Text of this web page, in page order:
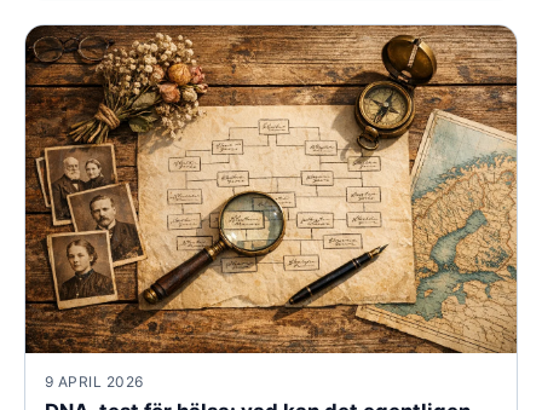
betyder för både arv och släktforskning.
9 APRIL 2026